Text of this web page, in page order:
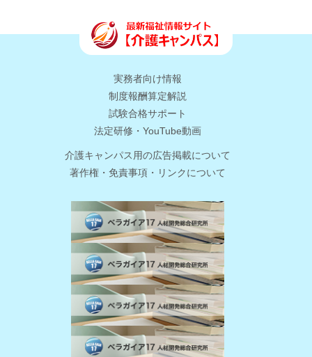
実務者向け情報
制度報酬算定解説
試験合格サポート
法定研修・YouTube動画
介護キャンパス用の広告掲載について
著作権・免責事項・リンクについて